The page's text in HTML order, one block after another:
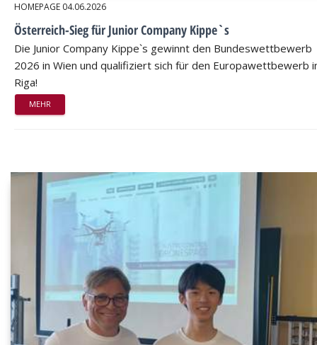
HOMEPAGE 04.06.2026
Österreich-Sieg für Junior Company Kippe`s
Die Junior Company Kippe`s gewinnt den Bundeswettbewerb
2026 in Wien und qualifiziert sich für den Europawettbewerb
Riga!
MEHR